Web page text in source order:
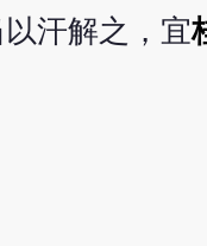
汗解之，宜